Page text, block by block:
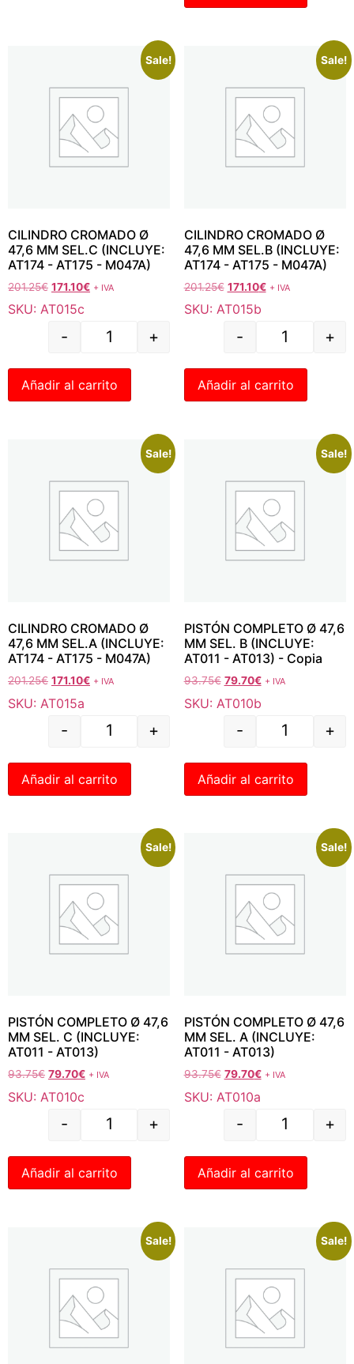
Sale!
CILINDRO CROMADO Ø
47,6 MM SEL.C (INCLUYE:
AT174 - AT175 - M047A)
201.25€ 171.10€ + IVA
SKU: AT015c
- +
Añadir al carrito
Sale!
CILINDRO CROMADO Ø
47,6 MM SEL.B (INCLUYE:
AT174 - AT175 - M047A)
201.25€ 171.10€ + IVA
SKU: AT015b
- +
Añadir al carrito
Sale!
CILINDRO CROMADO Ø
47,6 MM SEL.A (INCLUYE:
AT174 - AT175 - M047A)
201.25€ 171.10€ + IVA
SKU: AT015a
- +
Añadir al carrito
Sale!
PISTÓN COMPLETO Ø 47,6
MM SEL. B (INCLUYE:
AT011 - AT013) - Copia
93.75€ 79.70€ + IVA
SKU: AT010b
- +
Añadir al carrito
Sale!
PISTÓN COMPLETO Ø 47,6
MM SEL. C (INCLUYE:
AT011 - AT013)
93.75€ 79.70€ + IVA
SKU: AT010c
- +
Añadir al carrito
Sale!
PISTÓN COMPLETO Ø 47,6
MM SEL. A (INCLUYE:
AT011 - AT013)
93.75€ 79.70€ + IVA
SKU: AT010a
- +
Añadir al carrito
Sale! Sale!